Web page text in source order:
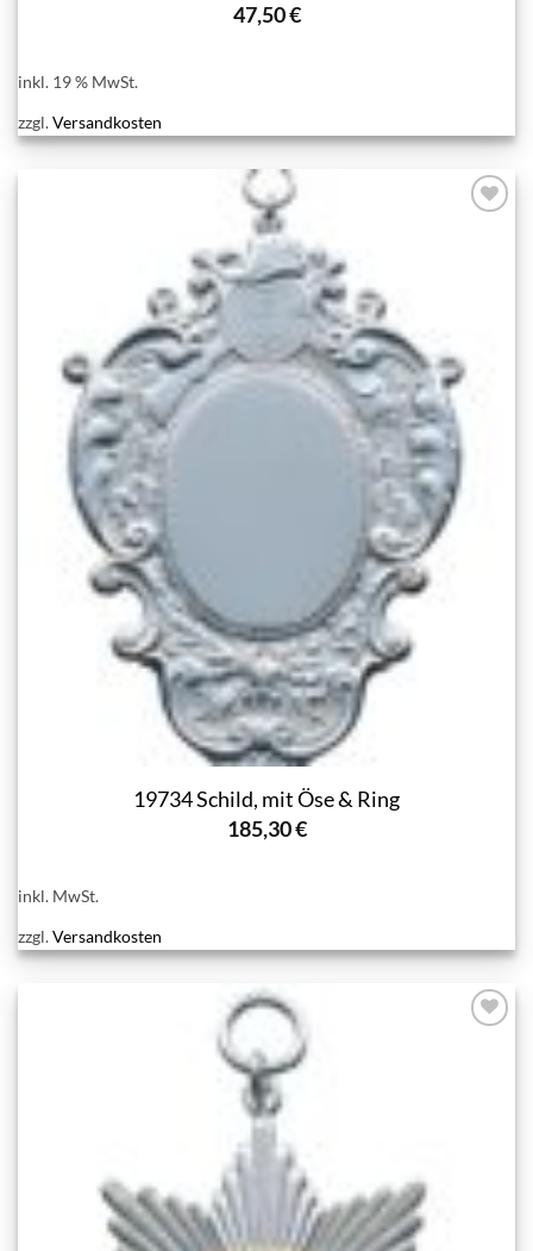
47,50€
inkl. 19 % MwSt.
zzgl.Versandkosten
19734 Schild, mit Öse & Ring
185,30€
inkl. MwSt.
zzgl.Versandkosten